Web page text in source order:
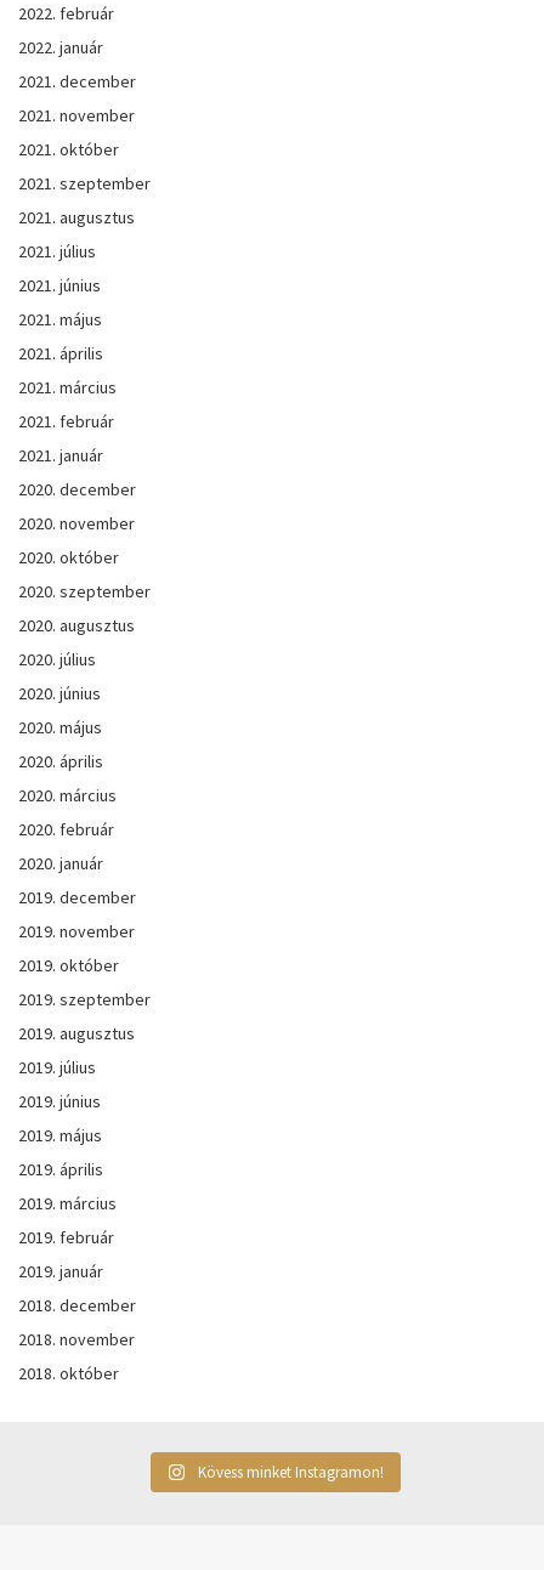
2022. február
2022. január
2021. december
2021. november
2021. október
2021. szeptember
2021. augusztus
2021. július
2021. június
2021. május
2021. április
2021. március
2021. február
2021. január
2020. december
2020. november
2020. október
2020. szeptember
2020. augusztus
2020. július
2020. június
2020. május
2020. április
2020. március
2020. február
2020. január
2019. december
2019. november
2019. október
2019. szeptember
2019. augusztus
2019. július
2019. június
2019. május
2019. április
2019. március
2019. február
2019. január
2018. december
2018. november
2018. október
Kövess minket Instagramon!